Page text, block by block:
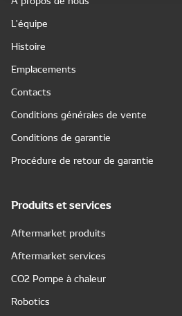
L'équipe
Histoire
Emplacements
Contacts
Conditions générales de vente
Conditions de garantie
Procédure de retour de garantie
Produits et services
Aftermarket produits
Aftermarket services
CO2 Pompe à chaleur
Robotics